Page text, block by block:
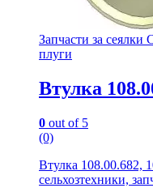
Запчасти за
плуги
Втулка
0 out of 5
(0)
Втулка 108.00.682,
сельхозтехники,